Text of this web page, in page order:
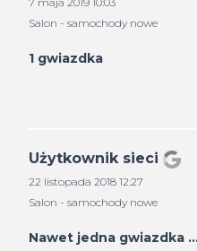
Salon - samochody nowe
1 gwiazdka
Użytkownik sieci
22 listopada 2018 12:27
Salon - samochody nowe
Nawet jedna gwiazdka